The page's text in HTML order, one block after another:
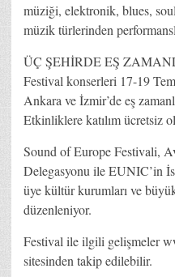
müziği, elektronik, blues,
müzik türlerinden
ÜÇ ŞEHİRDE EŞ
Festival konserleri 17-19
Ankara ve İzmir’de eş
Etkinliklere katılım ücretsiz
Sound of Europe Festivali,
Delegasyonu ile EUNIC’in
üye kültür kurumları ve
düzenleniyor.
Festival ile ilgili gelişmeler
sitesinden takip edilebilir.